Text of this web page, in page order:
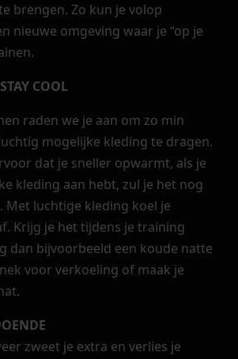
brengen. Zo kun je volop
nieuwe omgeving waar je “op je
COOL
raden we je aan om zo min
mogelijke kleding te dragen.
dat je sneller opwarmt, als je
kleding aan hebt, zul je het nog
Met luchtige kleding koel je
Krijg je het tijdens je training
dan bijvoorbeeld een koude natte
voor verkoeling of maak je
zweet je extra en verlies je